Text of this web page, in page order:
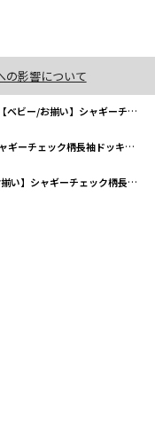
の影響について
【ベビー/お揃い】シャギーチェック柄長袖ドッキングカバーオール
ェック柄長袖ドッキングカバーオール
ャギーチェック柄長袖ドッキングカバーオール